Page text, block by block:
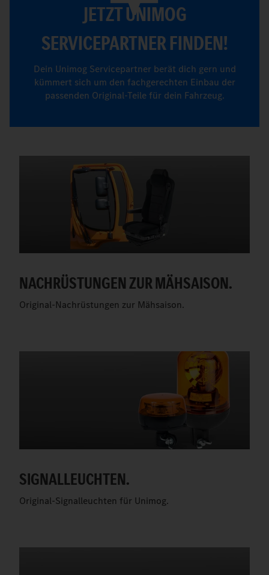
JETZT UNIMOG
SERVICEPARTNER FINDEN!
Dein Unimog Servicepartner berät dich gern und
kümmert sich um den fachgerechten Einbau der
passenden Original-Teile für dein Fahrzeug.
NACHRÜSTUNGEN ZUR MÄHSAISON.
Original-Nachrüstungen zur Mähsaison.
SIGNALLEUCHTEN.
Original-Signalleuchten für Unimog.